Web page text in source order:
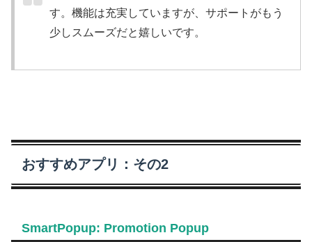
す。機能は充実していますが、サポートがもう
少しスムーズだと嬉しいです。
おすすめアプリ：その2
SmartPopup: Promotion Popup